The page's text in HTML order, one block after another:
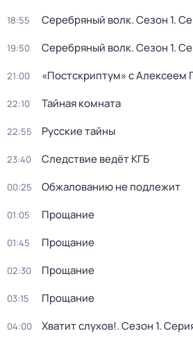
18:55 Серебряный волк. Сезон 1.
19:50 Серебряный волк. Сезон 1.
21:00 «Постскриптум» с
22:10 Тайная комната
22:55 Русские тайны
23:40 Следствие ведёт КГБ
00:25 Обжалованию не подлежит
01:05 Прощание
01:45 Прощание
02:30 Прощание
03:15 Прощание
04:00 Хватит слухов!. Сезон 1.